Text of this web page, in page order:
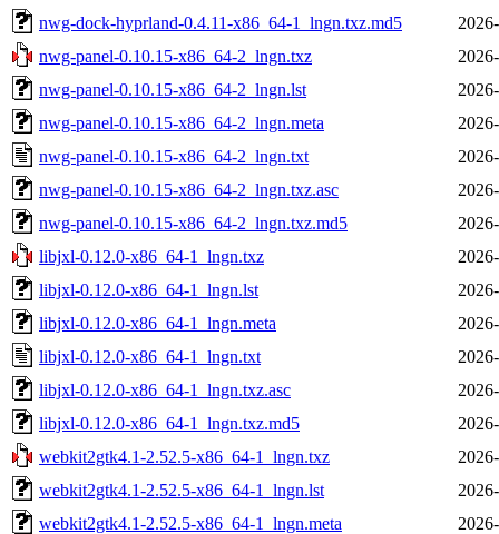
nwg-dock-hyprland-0.4.11-x86_64-1_lngn.txz.md5
nwg-panel-0.10.15-x86_64-2_lngn.txz
nwg-panel-0.10.15-x86_64-2_lngn.lst
nwg-panel-0.10.15-x86_64-2_lngn.meta
nwg-panel-0.10.15-x86_64-2_lngn.txt
nwg-panel-0.10.15-x86_64-2_lngn.txz.asc
nwg-panel-0.10.15-x86_64-2_lngn.txz.md5
libjxl-0.12.0-x86_64-1_lngn.txz
libjxl-0.12.0-x86_64-1_lngn.lst
libjxl-0.12.0-x86_64-1_lngn.meta
libjxl-0.12.0-x86_64-1_lngn.txt
libjxl-0.12.0-x86_64-1_lngn.txz.asc
libjxl-0.12.0-x86_64-1_lngn.txz.md5
webkit2gtk4.1-2.52.5-x86_64-1_lngn.txz
webkit2gtk4.1-2.52.5-x86_64-1_lngn.lst
webkit2gtk4.1-2.52.5-x86_64-1_lngn.meta